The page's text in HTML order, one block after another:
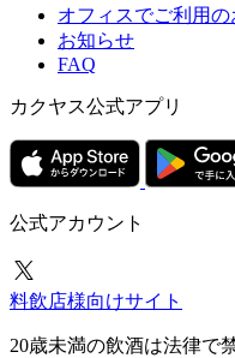
オフィスでご利用
お知らせ
FAQ
カクヤス公式アプリ
公式アカウント
料飲店様向けサイト
20歳未満の飲酒は法律で